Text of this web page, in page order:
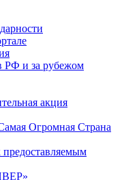
РФ и за рубежом
акция
Огромная Страна
предоставляемым